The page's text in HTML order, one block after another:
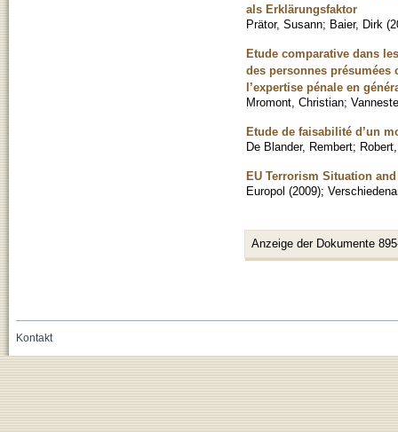
als Erklärungsfaktor
Prätor, Susann; Baier, Dirk (
Etude comparative dans
des personnes présumées
l’expertise pénale en
Mromont, Christian;
Etude de faisabilité d’un
De Blander, Rembert;
EU Terrorism Situation
Europol (2009);
Anzeige der Dokumente
Kontakt